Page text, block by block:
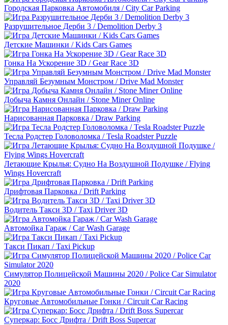
Городская Парковка Автомобиля / City Car Parking
Разрушительное Дерби 3 / Demolition Derby 3
Детские Машинки / Kids Cars Games
Гонка На Ускорение 3D / Gear Race 3D
Управляй Безумным Монстром / Drive Mad Monster
Добыча Камня Онлайн / Stone Miner Online
Нарисованная Парковка / Draw Parking
Тесла Родстер Головоломка / Tesla Roadster Puzzle
Летающие Крылья: Судно На Воздушной Подушке / Flying
Wings Hovercraft
Дрифтовая Парковка / Drift Parking
Водитель Такси 3D / Taxi Driver 3D
Автомойка Гараж / Car Wash Garage
Такси Пикап / Taxi Pickup
Симулятор Полицейской Машины 2020 / Police Car Simulator
2020
Круговые Автомобильные Гонки / Circuit Car Racing
Суперкар: Босс Дрифта / Drift Boss Supercar